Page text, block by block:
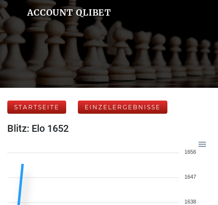
ACCOUNT QLIBET
STARTSEITE EINZELERGEBNISSE
Blitz: Elo 1652
1656
1647
1638